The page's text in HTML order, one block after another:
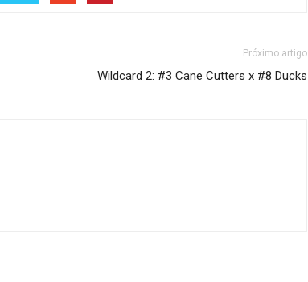
Próximo artigo
Wildcard 2: #3 Cane Cutters x #8 Ducks